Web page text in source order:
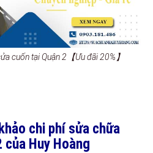
cuốn tại Quận 2【Ưu đãi 20%】
chi phí sửa chữa
của Huy Hoàng